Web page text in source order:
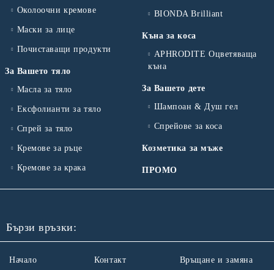
Околоочни кремове
Маски за лице
Почиставащи продукти
За Вашето тяло
Масла за тяло
Ексфолианти за тяло
Спрей за тяло
Кремове за ръце
Кремове за крака
BIONDA Brilliant
Къна за коса
APHRODITE Оцветяваща
къна
За Вашето дете
Шампоан & Душ гел
Спрейове за коса
Козметика за мъже
ПРОМО
Бързи връзки:
Начало Контакт Връщане и замяна